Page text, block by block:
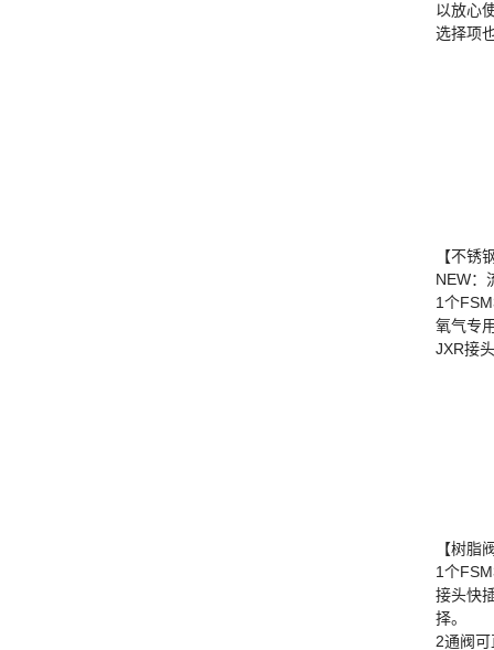
以放心
选择项
【不锈
NEW：
1个
氧气专
JXR接
【树脂
1个
接头快
择。
2通阀